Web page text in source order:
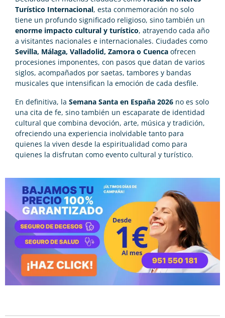
Turístico Internacional, esta conmemoración no solo
tiene un profundo significado religioso, sino también un
enorme impacto cultural y turístico, atrayendo cada año
a visitantes nacionales e internacionales. Ciudades como
Sevilla, Málaga, Valladolid, Zamora o Cuenca ofrecen
procesiones imponentes, con pasos que datan de varios
siglos, acompañados por saetas, tambores y bandas
musicales que intensifican la emoción de cada desfile.
En definitiva, la Semana Santa en España 2026 no es solo
una cita de fe, sino también un escaparate de identidad
cultural que combina devoción, arte, música y tradición,
ofreciendo una experiencia inolvidable tanto para
quienes la viven desde la espiritualidad como para
quienes la disfrutan como evento cultural y turístico.